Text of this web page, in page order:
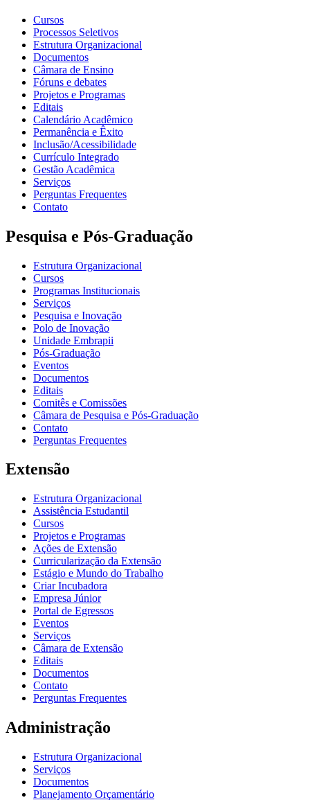
Cursos
Processos Seletivos
Estrutura Organizacional
Documentos
Câmara de Ensino
Fóruns e debates
Projetos e Programas
Editais
Calendário Acadêmico
Permanência e Êxito
Inclusão/Acessibilidade
Currículo Integrado
Gestão Acadêmica
Serviços
Perguntas Frequentes
Contato
Pesquisa e Pós-Graduação
Estrutura Organizacional
Cursos
Programas Institucionais
Serviços
Pesquisa e Inovação
Polo de Inovação
Unidade Embrapii
Pós-Graduação
Eventos
Documentos
Editais
Comitês e Comissões
Câmara de Pesquisa e Pós-Graduação
Contato
Perguntas Frequentes
Extensão
Estrutura Organizacional
Assistência Estudantil
Cursos
Projetos e Programas
Ações de Extensão
Curricularização da Extensão
Estágio e Mundo do Trabalho
Criar Incubadora
Empresa Júnior
Portal de Egressos
Eventos
Serviços
Câmara de Extensão
Editais
Documentos
Contato
Perguntas Frequentes
Administração
Estrutura Organizacional
Serviços
Documentos
Planejamento Orçamentário